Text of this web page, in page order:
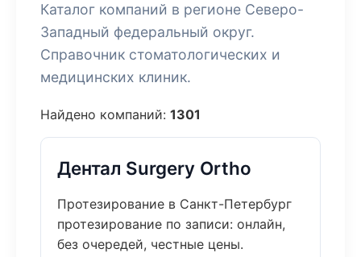
Каталог компаний в регионе Северо-
Западный федеральный округ.
Справочник стоматологических и
медицинских клиник.
Найдено компаний: 1301
Дентал Surgery Ortho
Протезирование в Санкт-Петербург
протезирование по записи: онлайн,
без очередей, честные цены.